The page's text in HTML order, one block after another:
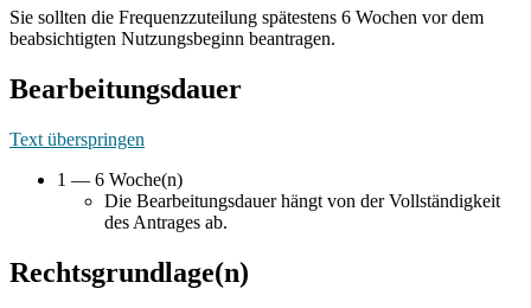
Sie sollten die Frequenzzuteilung spätestens 6 Wochen vor dem
beabsichtigten Nutzungsbeginn beantragen.
Bearbeitungsdauer
Text überspringen
1 — 6 Woche(n)
Die Bearbeitungsdauer hängt von der Vollständigkeit
des Antrages ab.
Rechtsgrundlage(n)